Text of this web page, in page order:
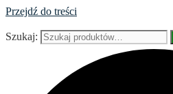
Przejdź do treści
Szukaj: